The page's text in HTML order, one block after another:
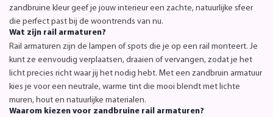
zandbruine kleur geef je jouw interieur een zachte, natuurlijke sfeer
die perfect past bij de woontrends van nu.
Wat zijn rail armaturen?
Rail armaturen zijn de lampen of spots die je op een rail monteert. Je
kunt ze eenvoudig verplaatsen, draaien of vervangen, zodat je het
licht precies richt waar jij het nodig hebt. Met een zandbruin armatuur
kies je voor een neutrale, warme tint die mooi blendt met lichte
muren, hout en natuurlijke materialen.
Waarom kiezen voor zandbruine rail armaturen?